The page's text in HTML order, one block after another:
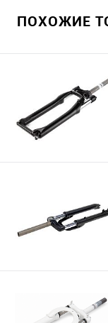
ПОХОЖИЕ